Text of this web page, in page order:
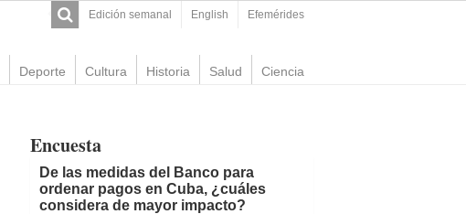
Edición semanal English Efemérides
Deporte Cultura Historia Salud Ciencia
Encuesta
De las medidas del Banco para
ordenar pagos en Cuba, ¿cuáles
considera de mayor impacto?